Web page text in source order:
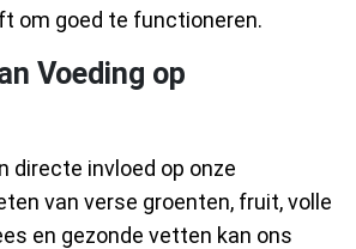
om goed te functioneren.
Voeding op
directe invloed op onze
van verse groenten, fruit, volle
en gezonde vetten kan ons